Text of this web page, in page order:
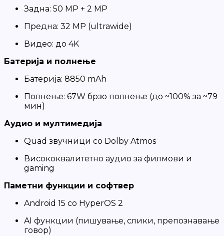
Задна: 50 MP + 2 MP
Предна: 32 MP (ultrawide)
Видео: до 4K
Батерија и полнење
Батерија: 8850 mAh
Полнење: 67W брзо полнење (до ~100% за ~79
мин)
Аудио и мултимедија
Quad звучници со Dolby Atmos
Висококвалитетно аудио за филмови и
gaming
Паметни функции и софтвер
Android 15 со HyperOS 2
AI функции (пишување, слики, препознавање
говор)